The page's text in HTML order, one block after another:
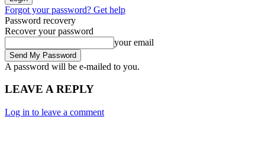
Forgot your password? Get help
Password recovery
Recover your password
your email
A password will be e-mailed to you.
LEAVE A REPLY
Log in to leave a comment